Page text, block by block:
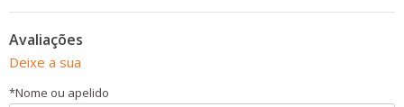
Avaliações
Deixe a sua
*Nome ou apelido